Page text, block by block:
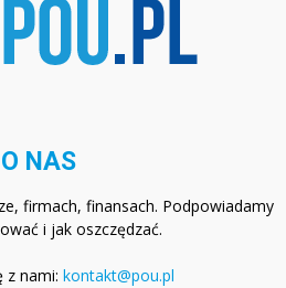
O NAS
firmach, finansach. Podpowiadamy
i jak oszczędzać.
z nami: kontakt@pou.pl